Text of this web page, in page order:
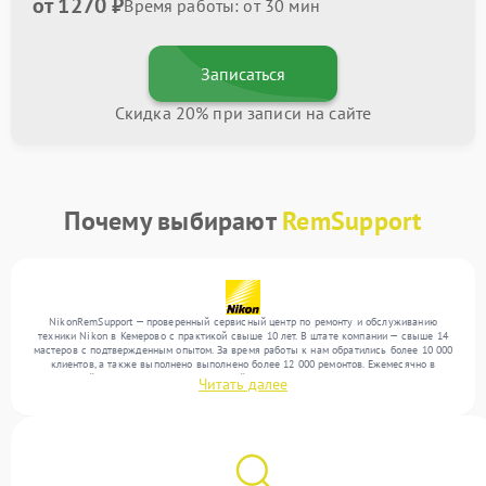
Время работы: от 30 мин
Записаться
Скидка 20% при записи на сайте
Почему выбираютRemSupport
NikonRemSupport — проверенный сервисный центр по ремонту и обслуживанию
техники Nikon в Кемерово с практикой свыше 10 лет. В штате компании — свыше 14
мастеров с подтвержденным опытом. За время работы к нам обратились более 10 000
клиентов, а также выполнено выполнено более 12 000 ремонтов. Ежемесячно в
сервисный центр поступает от 300 устройств, включая , , . Мы работаем с широким
спектром неисправностей и обеспечиваем надежный результат благодаря
Читать далее